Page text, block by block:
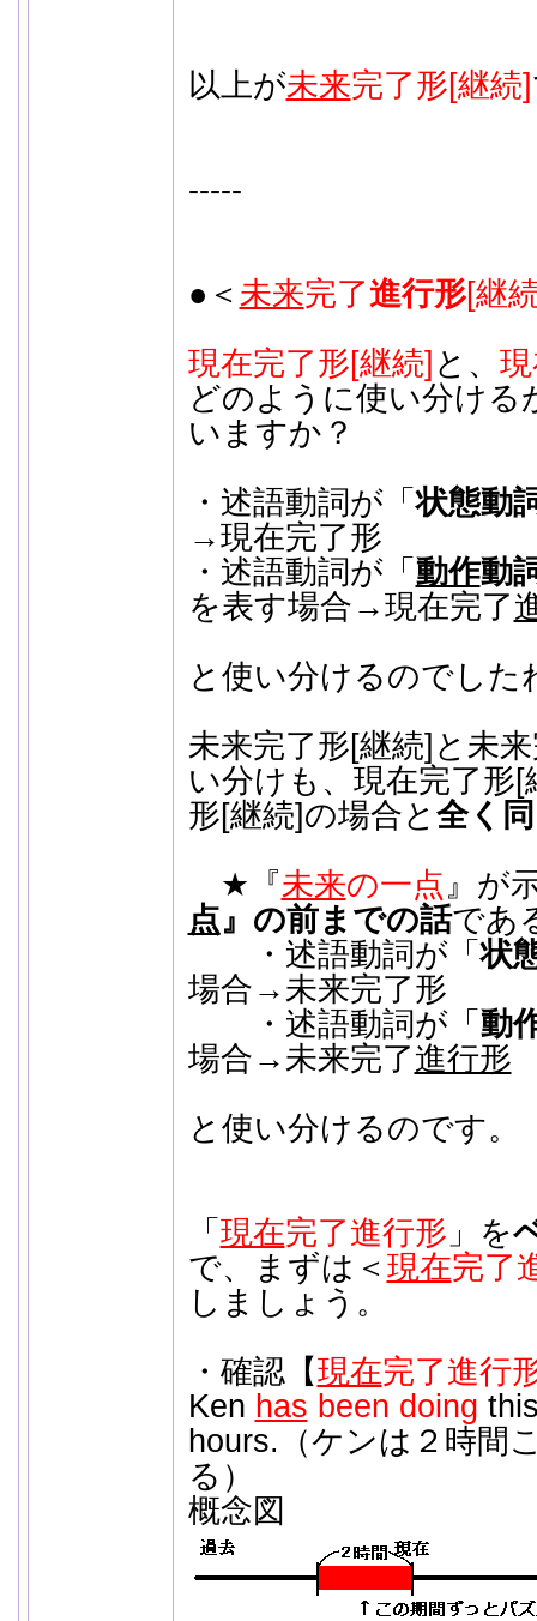
以上が未来完了形[継続]
-----
●＜ 未来完了進行形[継
現在完了形[継続] と、
どのように使い分け
いますか？
・述語動詞が「状態動
→現在完了形
・述語動詞が「 動作動
を表す場合→現在完了
と使い分けるのでした
未来完了形[継続]と未
い分けも、現在完了形
形[継続]の場合と 全く
★『未来の一点』が
点』の前までの話であ
・述語動詞が「状
場合→未来完了形
・述語動詞が「 動
場合→未来完了進行形
と使い分けるのです。
「 現在完了進行形 」を
で、まずは＜ 現在完了
しましょう。
・確認【現在完了進行
Ken has been doing
hours.（ケンは２時間
る）
概念図